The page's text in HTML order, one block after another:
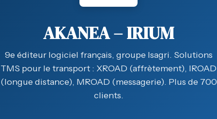
AKANEA – IRIUM
9e éditeur logiciel français, groupe Isagri. Solutions
TMS pour le transport : XROAD (affrètement), IROAD
(longue distance), MROAD (messagerie). Plus de 700
clients.